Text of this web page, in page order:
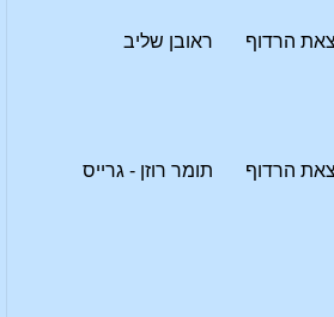
הרדוף ראובן שליב
הרדוף תומר רוזן - גרייס